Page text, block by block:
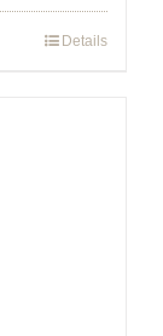
Details